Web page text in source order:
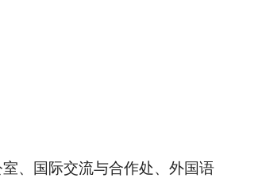
、国际交流与合作处、外国语